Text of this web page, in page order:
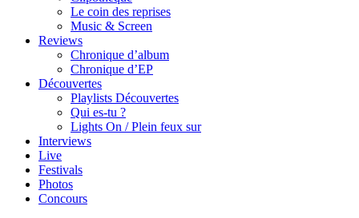
Le coin des reprises
Music & Screen
Reviews
Chronique d’album
Chronique d’EP
Découvertes
Playlists Découvertes
Qui es-tu ?
Lights On / Plein feux sur
Interviews
Live
Festivals
Photos
Concours